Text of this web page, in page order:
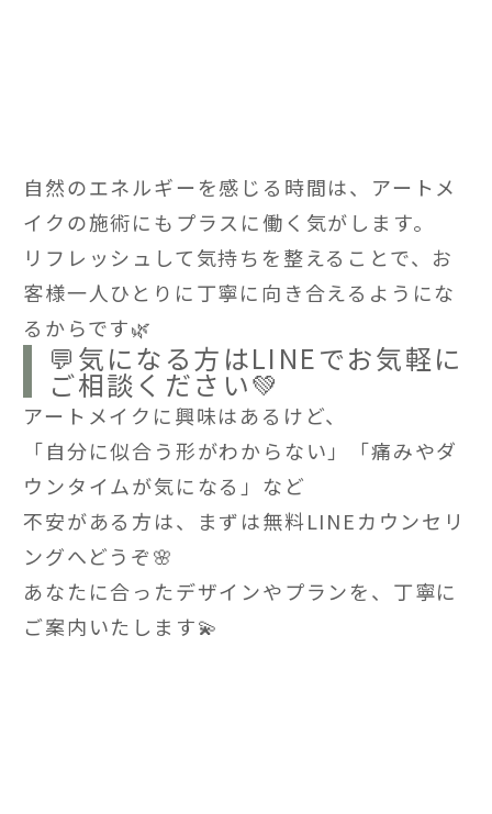
自然のエネルギーを感じる時間は、アートメ
イクの施術にもプラスに働く気がします。
リフレッシュして気持ちを整えることで、お
客様一人ひとりに丁寧に向き合えるようにな
るからです🌿
💬気になる方はLINEでお気軽に
ご相談ください💚
アートメイクに興味はあるけど、
「自分に似合う形がわからない」「痛みやダ
ウンタイムが気になる」など
不安がある方は、まずは無料LINEカウンセリ
ングへどうぞ🌸
あなたに合ったデザインやプランを、丁寧に
ご案内いたします💫